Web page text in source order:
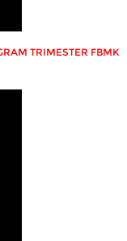
TRIMESTER FBMK